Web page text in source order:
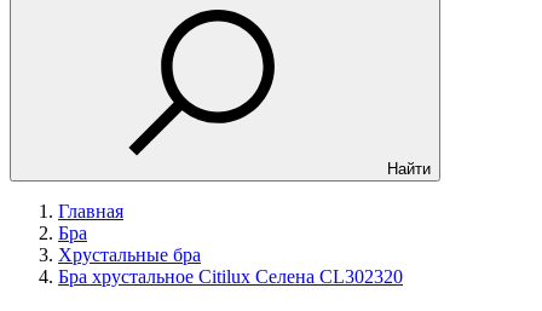
Найти
Главная
Бра
Хрустальные бра
Бра хрустальное Citilux Селена CL302320